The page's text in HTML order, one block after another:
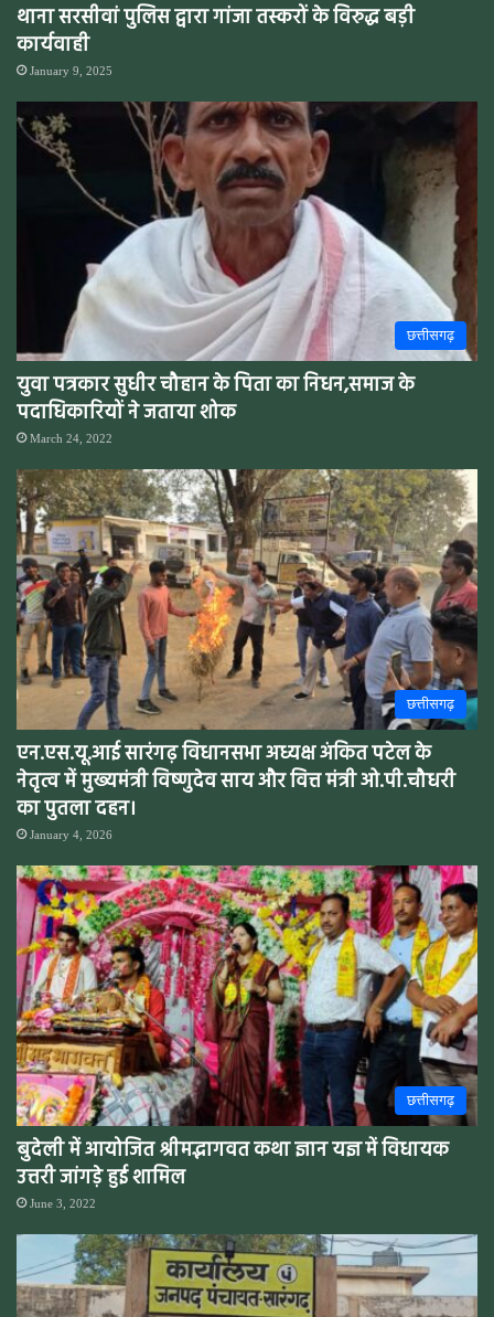
थाना सरसीवां पुलिस द्वारा गांजा तस्करों के विरुद्ध बड़ी
कार्यवाही
January 9, 2025
छत्तीसगढ़
युवा पत्रकार सुधीर चौहान के पिता का निधन,समाज के
पदाधिकारियों ने जताया शोक
March 24, 2022
छत्तीसगढ़
एन.एस.यू.आई सारंगढ़ विधानसभा अध्यक्ष अंकित पटेल के
नेतृत्व में मुख्यमंत्री विष्णुदेव साय और वित्त मंत्री ओ.पी.चौधरी
का पुतला दहन।
January 4, 2026
छत्तीसगढ़
बुदेली में आयोजित श्रीमद्भागवत कथा ज्ञान यज्ञ में विधायक
उत्तरी जांगड़े हुई शामिल
June 3, 2022